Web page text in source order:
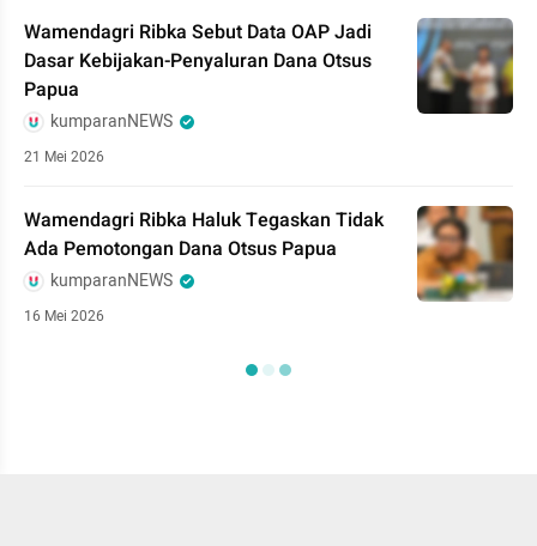
Wamendagri Ribka Sebut Data OAP Jadi
Dasar Kebijakan-Penyaluran Dana Otsus
Papua
kumparanNEWS
21 Mei 2026
Wamendagri Ribka Haluk Tegaskan Tidak
Ada Pemotongan Dana Otsus Papua
kumparanNEWS
16 Mei 2026